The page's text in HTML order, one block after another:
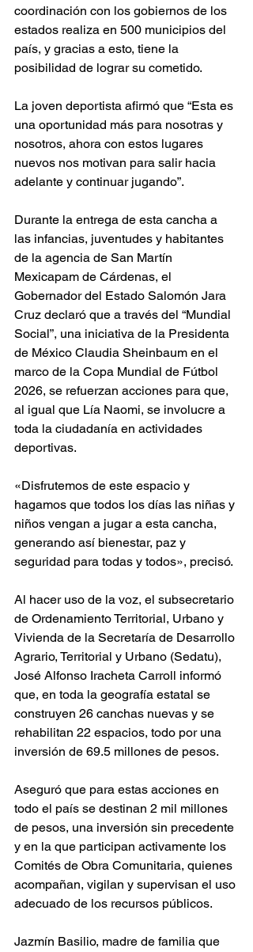
coordinación con los gobiernos de los
estados realiza en 500 municipios del
país, y gracias a esto, tiene la
posibilidad de lograr su cometido.
La joven deportista afirmó que “Esta es
una oportunidad más para nosotras y
nosotros, ahora con estos lugares
nuevos nos motivan para salir hacia
adelante y continuar jugando”.
Durante la entrega de esta cancha a
las infancias, juventudes y habitantes
de la agencia de San Martín
Mexicapam de Cárdenas, el
Gobernador del Estado Salomón Jara
Cruz declaró que a través del “Mundial
Social”, una iniciativa de la Presidenta
de México Claudia Sheinbaum en el
marco de la Copa Mundial de Fútbol
2026, se refuerzan acciones para que,
al igual que Lía Naomi, se involucre a
toda la ciudadanía en actividades
deportivas.
«Disfrutemos de este espacio y
hagamos que todos los días las niñas y
niños vengan a jugar a esta cancha,
generando así bienestar, paz y
seguridad para todas y todos», precisó.
Al hacer uso de la voz, el subsecretario
de Ordenamiento Territorial, Urbano y
Vivienda de la Secretaría de Desarrollo
Agrario, Territorial y Urbano (Sedatu),
José Alfonso Iracheta Carroll informó
que, en toda la geografía estatal se
construyen 26 canchas nuevas y se
rehabilitan 22 espacios, todo por una
inversión de 69.5 millones de pesos.
Aseguró que para estas acciones en
todo el país se destinan 2 mil millones
de pesos, una inversión sin precedente
y en la que participan activamente los
Comités de Obra Comunitaria, quienes
acompañan, vigilan y supervisan el uso
adecuado de los recursos públicos.
Jazmín Basilio, madre de familia que